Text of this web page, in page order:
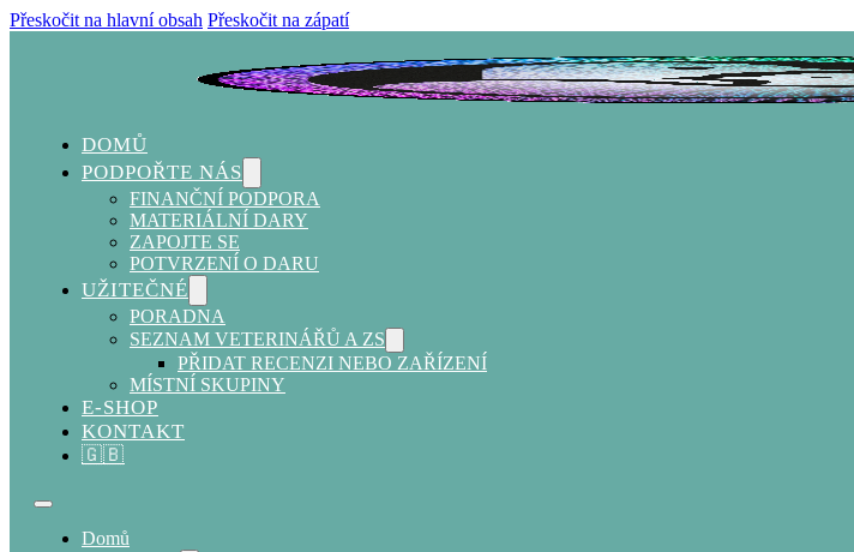
Přeskočit na hlavní obsah Přeskočit na zápatí
DOMŮ
PODPOŘTE NÁS
FINANČNÍ PODPORA
MATERIÁLNÍ DARY
ZAPOJTE SE
POTVRZENÍ O DARU
UŽITEČNÉ
PORADNA
SEZNAM VETERINÁŘŮ A ZS
PŘIDAT RECENZI NEBO ZAŘÍZENÍ
MÍSTNÍ SKUPINY
E-SHOP
KONTAKT
🇬🇧
Domů